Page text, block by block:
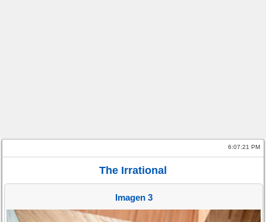
6:07:21 PM
The Irrational
Imagen 3